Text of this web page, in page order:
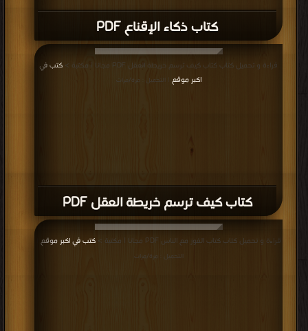
كتاب ذكاء الإقناع PDF
كتاب كيف ترسم خريطة العقل PDF
قراءة و تحميل كتاب كتاب كيف ترسم خريطة العقل PDF مجانا | مكتبة >
كتب في
اكبر موقع
| التحميل : مرة/مرات
قراءة و تحميل كتاب كتاب الفوز مع الناس PDF مجانا | مكتبة > كتب في اكبر موقع
التحميل : مرة/مرات